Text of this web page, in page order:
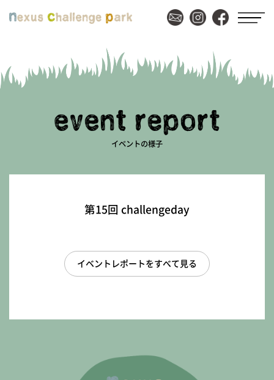
イベントの様子
第15回 challengeday
イベントレポートをすべて見る